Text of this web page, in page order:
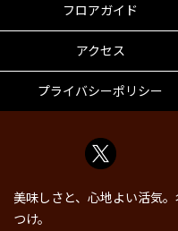
フロアガイド
アクセス
プライバシーポリシー
美味しさと、心地よい活気
つけ。